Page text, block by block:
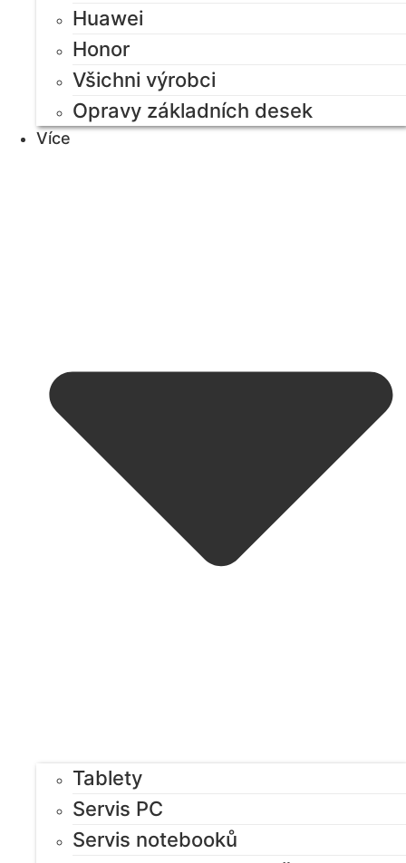
Huawei
Honor
Všichni výrobci
Opravy základních desek
Více
Tablety
Servis PC
Servis notebooků